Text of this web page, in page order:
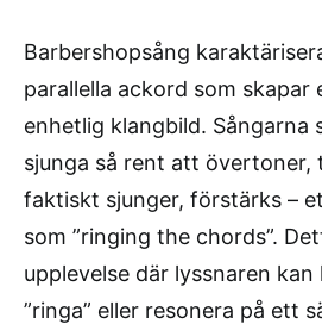
Barbershopsång
parallella ackord som skapar
enhetlig klangbild. Sångarna
sjunga så rent att övertoner,
faktiskt sjunger, förstärks –
som ”ringing the chords”.
upplevelse där lyssnaren
”ringa” eller resonera på ett